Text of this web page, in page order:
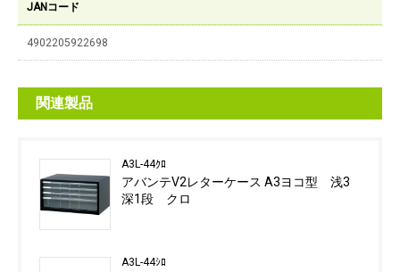
JANコード
4902205922698
関連製品
A3L-44ｸﾛ
アバンテV2レターケース A3ヨコ型 浅3
深1段 クロ
A3L-44ｼﾛ